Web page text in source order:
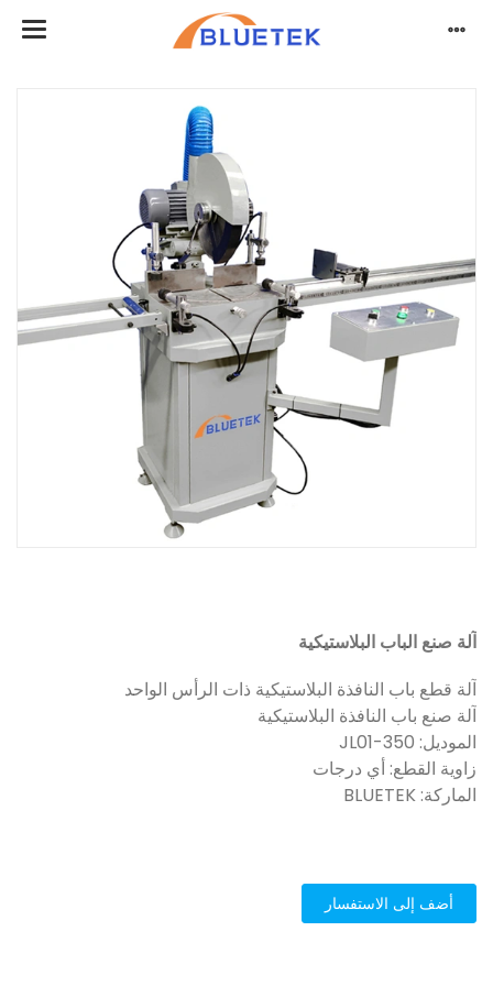
آلة صنع الباب البلاستيكية
آلة قطع باب النافذة البلاستيكية ذات الرأس الواحد
آلة صنع باب النافذة البلاستيكية
الموديل: JL01-350
زاوية القطع: أي درجات
الماركة: BLUETEK
أضف إلى الاستفسار